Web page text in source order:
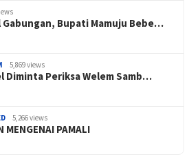
Gabungan, Bupati Mamuju Bebe…
5,869 views
Diminta Periksa Welem Samb…
5,266 views
MENGENAI PAMALI